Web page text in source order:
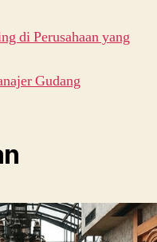
di Perusahaan yang
Gudang